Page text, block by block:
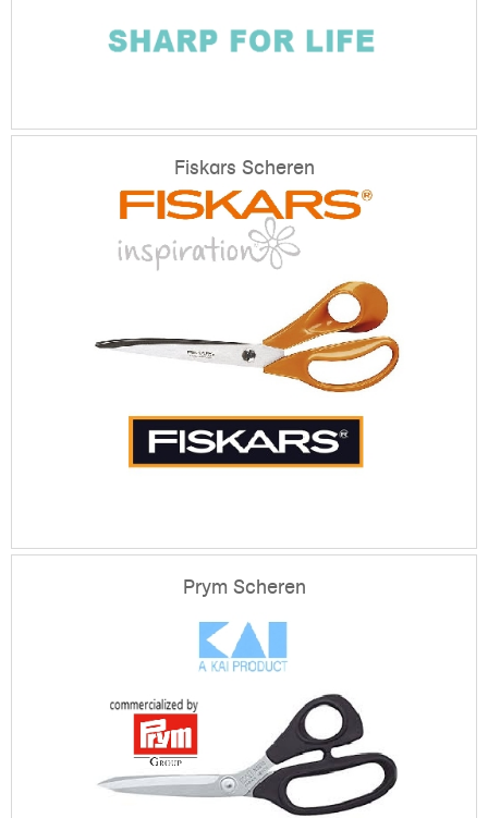
Fiskars Scheren
Prym Scheren